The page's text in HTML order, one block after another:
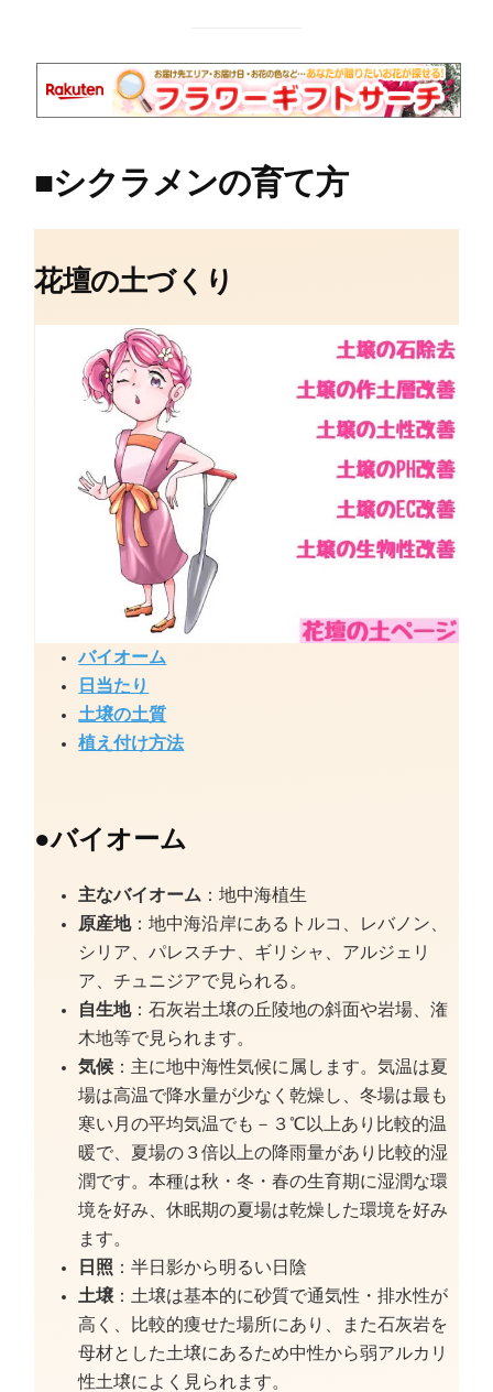
■シクラメンの育て方
花壇の土づくり
バイオーム
日当たり
土壌の土質
植え付け方法
●バイオーム
主なバイオーム ：地中海植生
原産地：地中海沿岸にあるトルコ、レバノン、
シリア、パレスチナ、ギリシャ、アルジェリ
ア、チュニジアで見られる。
自生地：石灰岩土壌の丘陵地の斜面や岩場、潅
木地等で見られます。
気候 ：主に地中海性気候に属します。気温は夏
場は高温で降水量が少なく乾燥し、冬場は最も
寒い月の平均気温でも－３℃以上あり比較的温
暖で、夏場の３倍以上の降雨量があり比較的湿
潤です。本種は秋・冬・春の生育期に湿潤な環
境を好み、休眠期の夏場は乾燥した環境を好み
ます。
日照 ：半日影から明るい日陰
土壌 ：土壌は基本的に砂質で通気性・排水性が
高く、比較的痩せた場所にあり、また石灰岩を
母材とした土壌にあるため中性から弱アルカリ
性土壌によく見られます。